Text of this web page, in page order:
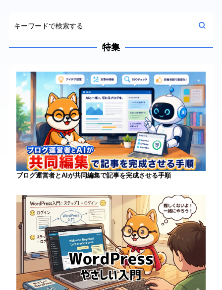
特集
ブログ運営者とAIが共同編集で記事を完成させる手順